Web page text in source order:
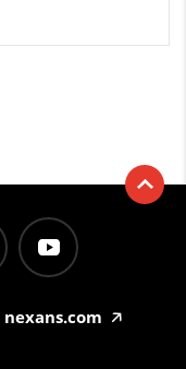
nexans.com 🡥